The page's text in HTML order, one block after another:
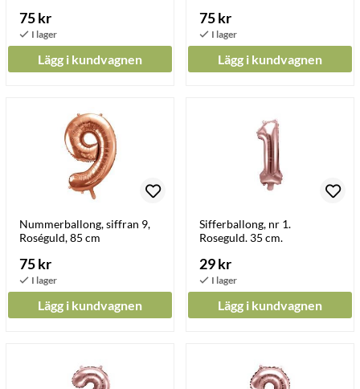
75 kr
Lägg i kundvagnen
75 kr
Lägg i kundvagnen
Nummerballong, siffran 9,
Roséguld, 85 cm
75 kr
Lägg i kundvagnen
Sifferballong, nr 1.
Roseguld. 35 cm.
29 kr
Lägg i kundvagnen